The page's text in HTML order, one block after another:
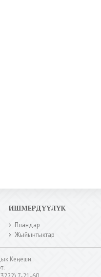
ИШМЕРДҮҮЛҮК
Пландар
Жыйынтыктар
Кеңеши.